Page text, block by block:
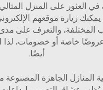
العثور على المنزل
زيارة موقعهم
المختلفة، والتعرف على مدى
خاصة أو خصومات، لذا
أيضًا.
المنازل الجاهزة